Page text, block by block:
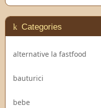
Categories
alternative la fastfood
bauturici
bebe